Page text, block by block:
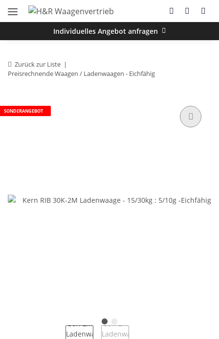
Individuelles Angebot anfragen
Zurück zur Liste
Preisrechnende Waagen / Ladenwaagen - Eichfähig
SONDERANGEBOT